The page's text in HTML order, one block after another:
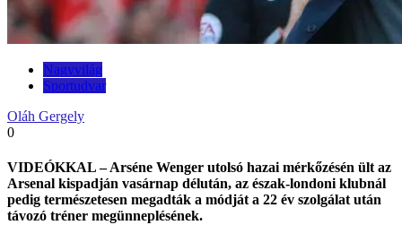
Nagyvilág
Sportudvar
Oláh Gergely
0
VIDEÓKKAL – Arséne Wenger utolsó hazai mérkőzésén ült az
Arsenal kispadján vasárnap délután, az észak-londoni klubnál
pedig természetesen megadták a módját a 22 év szolgálat után
távozó tréner megünneplésének.